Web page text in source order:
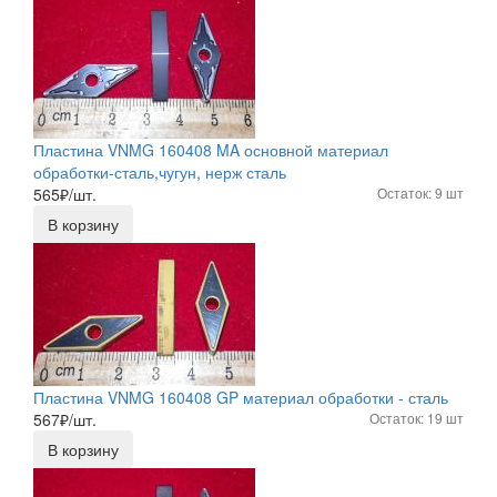
Пластина VNMG 160408 MA основной материал
обработки-сталь,чугун, нерж сталь
565₽/шт. Остаток: 9 шт
В корзину
Пластина VNMG 160408 GP материал обработки - сталь
567₽/шт. Остаток: 19 шт
В корзину